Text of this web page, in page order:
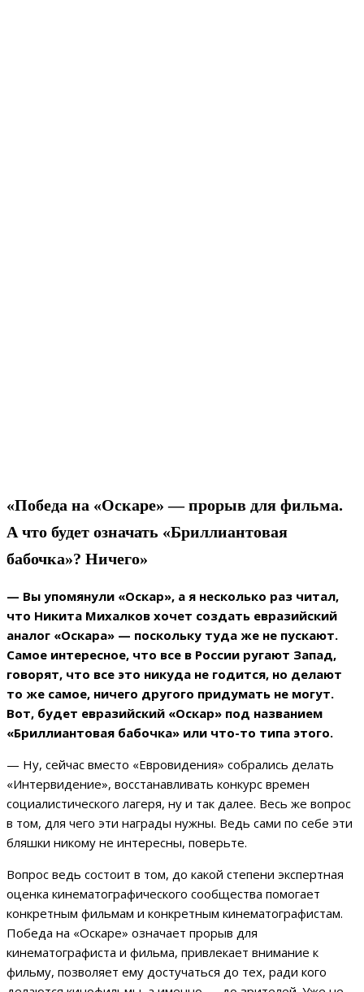
«Победа на «Оскаре» — прорыв для фильма.
А что будет означать «Бриллиантовая
бабочка»? Ничего»
— Вы упомянули «Оскар», а я несколько раз читал,
что Никита Михалков хочет создать евразийский
аналог «Оскара» — поскольку туда же не пускают.
Самое интересное, что все в России ругают Запад,
говорят, что все это никуда не годится, но делают
то же самое, ничего другого придумать не могут.
Вот, будет евразийский «Оскар» под названием
«Бриллиантовая бабочка» или что-то типа этого.
— Ну, сейчас вместо «Евровидения» собрались делать
«Интервидение», восстанавливать конкурс времен
социалистического лагеря, ну и так далее. Весь же вопрос
в том, для чего эти награды нужны. Ведь сами по себе эти
бляшки никому не интересны, поверьте.
Вопрос ведь состоит в том, до какой степени экспертная
оценка кинематографического сообщества помогает
конкретным фильмам и конкретным кинематографистам.
Победа на «Оскаре» означает прорыв для
кинематографиста и фильма, привлекает внимание к
фильму, позволяет ему достучаться до тех, ради кого